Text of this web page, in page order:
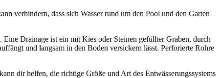
verhindern, dass sich Wasser rund um den Pool und den Garten
Drainage ist ein mit Kies oder Steinen gefüllter Graben, durch
und langsam in den Boden versickern lässt. Perforierte Rohre
dir helfen, die richtige Größe und Art des Entwässerungssystems